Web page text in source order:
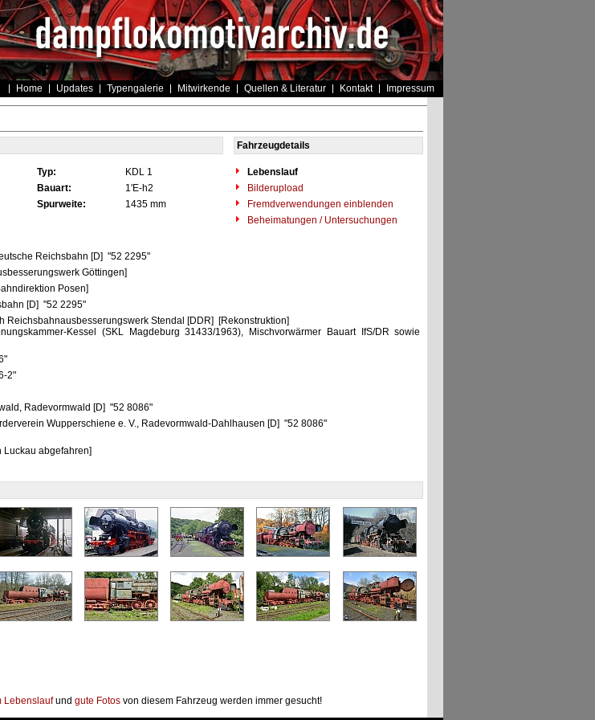
Home Updates Typengalerie Mitwirkende Quellen & Literatur Kontakt Impressum
Fahrzeugdetails
Typ: KDL 1
Lebenslauf
Bauart: 1'E-h2
Bilderupload
Spurweite: 1435 mm
Fremdverwendungen einblenden
Beheimatungen / Untersuchungen
Reichsbahn [D] "52 2295"
Göttingen]
Posen]
[D] "52 2295"
Reichsbahnausbesserungswerk Stendal [DDR] [Rekonstruktion]
Kessel (SKL Magdeburg 31433/1963), Mischvorwärmer Bauart IfS/DR sowie
2"
Radevormwald [D] "52 8086"
Wupperschiene e. V., Radevormwald-Dahlhausen [D] "52 8086"
Luckau abgefahren]
Lebenslaufund gute Fotos von diesem Fahrzeug werden immer gesucht!